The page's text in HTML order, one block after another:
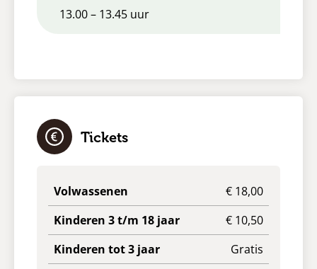
13.00 – 13.45 uur
Tickets
Volwassenen
€ 18,00
Kinderen 3 t/m 18 jaar
€ 10,50
Kinderen tot 3 jaar
Gratis